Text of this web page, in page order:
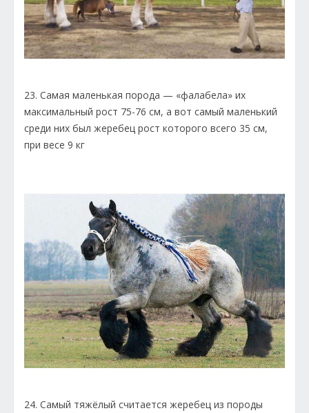
23. Самая маленькая порода — «фалабела» их
максимальный рост 75-76 см, а вот самый маленький
среди них был жеребец рост которого всего 35 см,
при весе 9 кг
24. Самый тяжёлый считается жеребец из породы